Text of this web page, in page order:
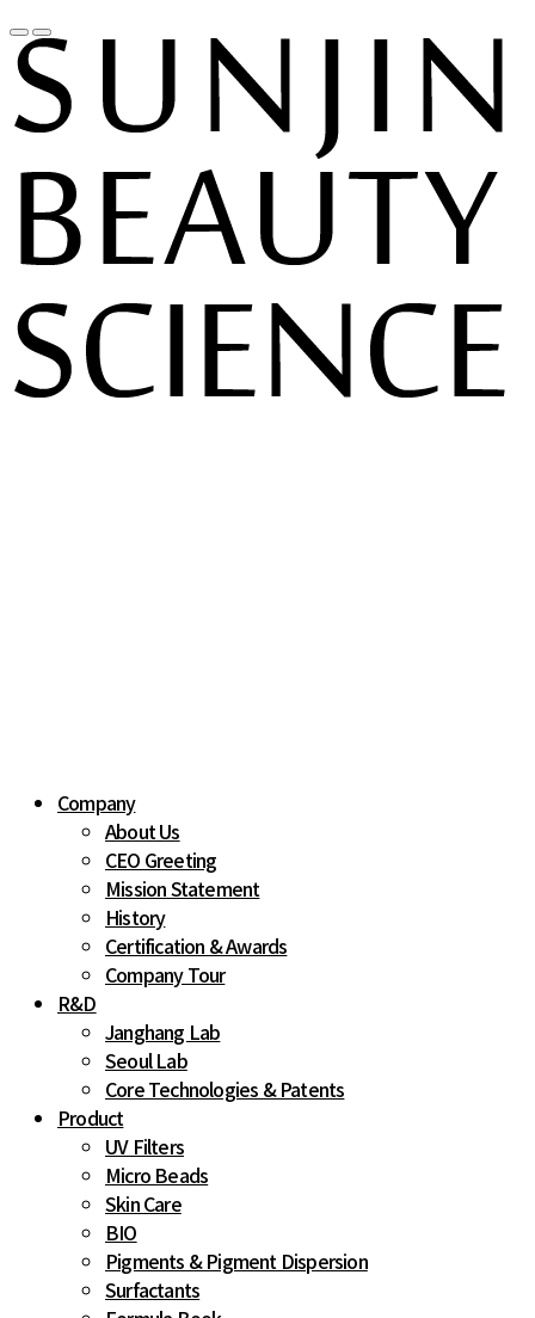
Company
About Us
CEO Greeting
Mission Statement
History
Certification & Awards
Company Tour
R&D
Janghang Lab
Seoul Lab
Core Technologies & Patents
Product
UV Filters
Micro Beads
Skin Care
BIO
Pigments & Pigment Dispersion
Surfactants